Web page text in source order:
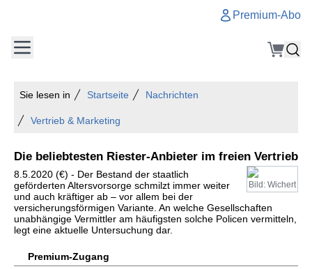
Premium-Abo
Sie lesen in Startseite Nachrichten
Vertrieb & Marketing
Die beliebtesten Riester-Anbieter im freien Vertrieb
Bild: Wichert
8.5.2020 (€) - Der Bestand der staatlich
geförderten Altersvorsorge schmilzt immer weiter
und auch kräftiger ab – vor allem bei der
versicherungsförmigen Variante. An welche Gesellschaften
unabhängige Vermittler am häufigsten solche Policen vermitteln,
legt eine aktuelle Untersuchung dar.
Premium-Zugang